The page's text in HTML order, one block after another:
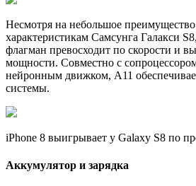
Несмотря на небольшое
характеристикам Самсунга Галакси
флагман превосходит по скорости и
мощности. Совместно с
нейронным движком, A11
системы.
iPhone 8 выигрывает у Galaxy S8 по
Аккумулятор и зарядка